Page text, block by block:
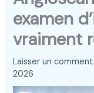
examen
vraiment
Laisser un
2026